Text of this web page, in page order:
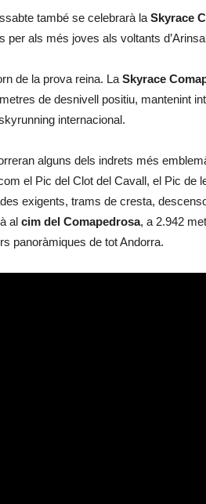
també se celebrarà la Skyrace
per als més joves als voltants
de la prova reina. La Skyrace
de desnivell positiu, mantenint
internacional.
alguns dels indrets més
el Pic del Clot del Cavall, el Pic de
exigents, trams de cresta,
al cim del Comapedrosa, a 2.942
panoràmiques de tot Andorra.